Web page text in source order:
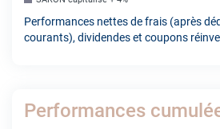
Performances nettes de frais (après
courants), dividendes et coupons
Performances